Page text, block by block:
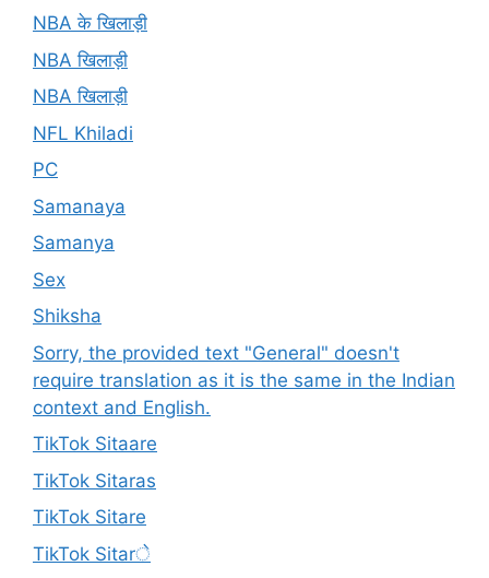
NBA के खिलाड़ी
NBA खिलाड़ी
NBA खिलाड़ी
NFL Khiladi
PC
Samanaya
Samanya
Sex
Shiksha
Sorry, the provided text "General" doesn't
require translation as it is the same in the Indian
context and English.
TikTok Sitaare
TikTok Sitaras
TikTok Sitare
TikTok Sitarे